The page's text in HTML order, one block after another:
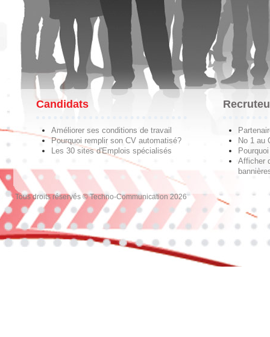
Candidats
Améliorer ses conditions de travail
Pourquoi remplir son CV automatisé?
Les 30 sites d'Emplois spécialisés
No 1 au
Afficher
Tous droits réservés © Techno-Communication 2026